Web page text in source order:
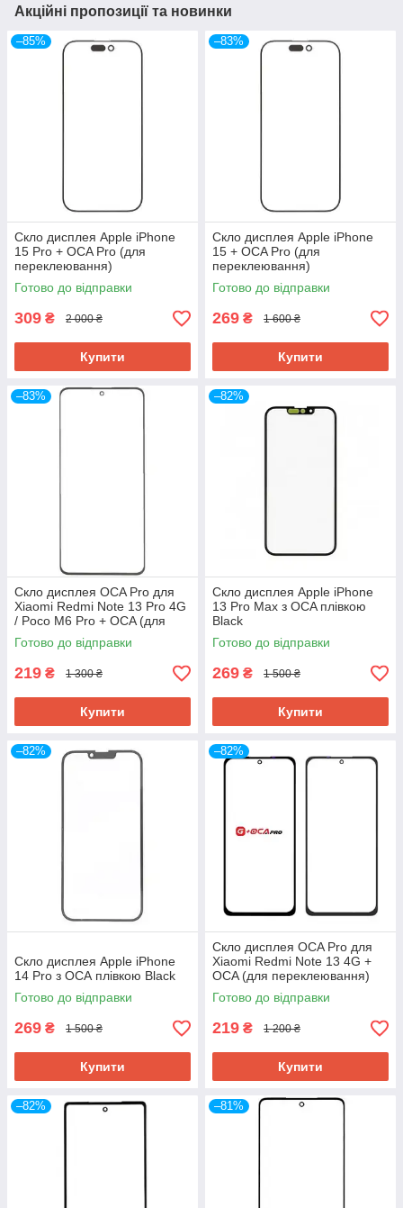
Акційні пропозиції та новинки
–85%
Скло дисплея Apple iPhone
15 Pro + OCA Pro (для
переклеювання)
Готово до відправки
309 ₴ 2 000 ₴
Купити
–83%
Скло дисплея Apple iPhone
15 + OCA Pro (для
переклеювання)
Готово до відправки
269 ₴ 1 600 ₴
Купити
–83%
Скло дисплея OCA Pro для
Xiaomi Redmi Note 13 Pro 4G
/ Poco M6 Pro + OCA (для
переклеювання)
Готово до відправки
219 ₴ 1 300 ₴
Купити
–82%
Скло дисплея Apple iPhone
13 Pro Max з OCA плівкою
Black
Готово до відправки
269 ₴ 1 500 ₴
Купити
–82%
Скло дисплея Apple iPhone
14 Pro з ОСА плівкою Black
Готово до відправки
269 ₴ 1 500 ₴
Купити
–82%
Скло дисплея OCA Pro для
Xiaomi Redmi Note 13 4G +
OCA (для переклеювання)
Готово до відправки
219 ₴ 1 200 ₴
Купити
–82% –81%